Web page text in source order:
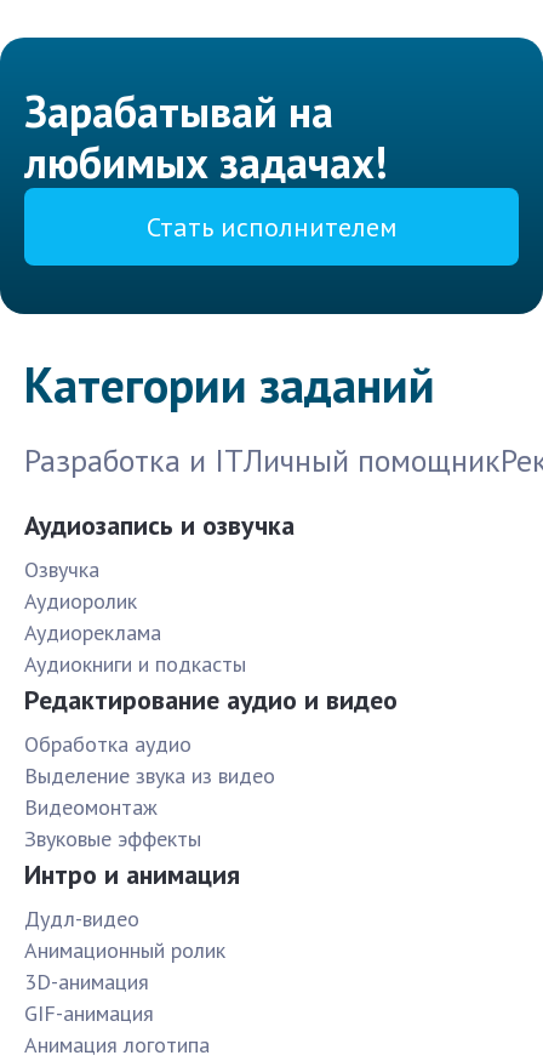
Зарабатывай на
любимых задачах!
Стать исполнителем
Категории заданий
Разработка и ITЛичный помощник
Аудиозапись и озвучка
Озвучка
Аудиоролик
Аудиореклама
Аудиокниги и подкасты
Редактирование аудио и видео
Обработка аудио
Выделение звука из видео
Видеомонтаж
Звуковые эффекты
Интро и анимация
Дудл-видео
Анимационный ролик
3D-анимация
GIF-анимация
Анимация логотипа